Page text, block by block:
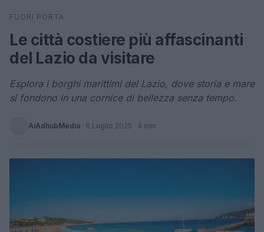
Cerca
FUORI PORTA
Le città costiere più affascinanti
del Lazio da visitare
Esplora i borghi marittimi del Lazio, dove storia e mare
si fondono in una cornice di bellezza senza tempo.
AiAdhubMedia · 6 Luglio 2025 · 4 min